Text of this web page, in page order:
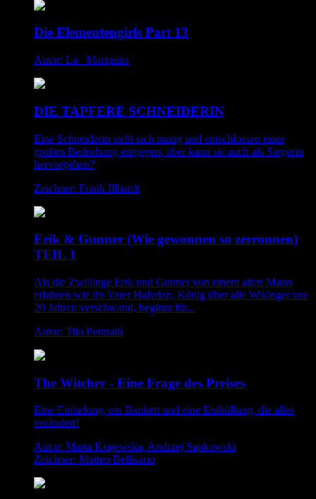
Die Elementengirls Part 13
Autor: La _Mariquita
DIE TAPFERE SCHNEIDERIN
Eine Schneiderin stellt sich mutig und entschlossen einer
großen Bedrohung entgegen, aber kann sie auch als Siegerin
hervorgehen?
Zeichner: Frank Illhardt
Erik & Gunner (Wie gewonnen so zerronnen)
TEIL 1
Als die Zwillinge Erik und Gunner von einem alten Mann
erfahren wie ihr Vater Halvdan, König über alle Wikinger vor
20 Jahren verschwand, beginnt für...
Autor: Tilo Ponnath
The Witcher - Eine Frage des Preises
Eine Einladung, ein Bankett und eine Enthüllung, die alles
verändert!
Autor: Marta Krajewska, Andrzej Sapkowski
Zeichner: Matteo Bellisario